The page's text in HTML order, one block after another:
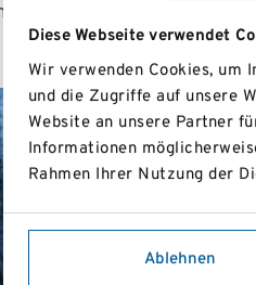
Diese Webseite verwendet
Wir verwenden Cookies, um
und die Zugriffe auf unsere
Website an unsere Partner
Informationen
Rahmen Ihrer Nutzung der
Ablehnen
Stv Masters